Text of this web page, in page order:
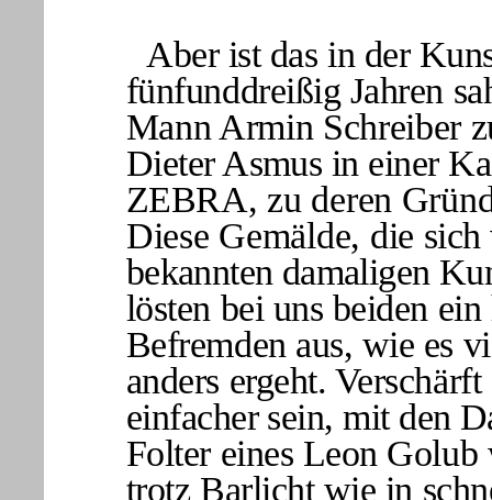
Aber ist das in der
fünfunddreißig Jahren
Mann Armin Schreiber
Dieter Asmus in einer
ZEBRA, zu deren
Diese Gemälde, die sich
bekannten damaligen
lösten bei uns beiden
Befremden aus, wie es
anders ergeht. Verschärft
einfacher sein, mit den
Folter eines Leon
trotz Barlicht wie in